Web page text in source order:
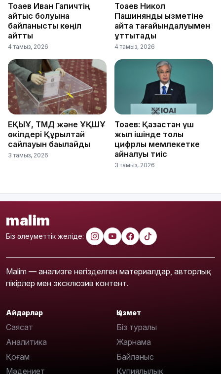
Тоқаев Иван Гапичтің
қайтыс болуына
байланысты көңіл
айтты
4 тамыз, 2026
Тоқаев Никол
Пашинянды қызметіне
қайта тағайындалуымен
құттықтады
4 тамыз, 2026
ЕҚЫҰ, ТМД және ҰҚШҰ
өкілдері Құрылтай
сайлауын бақылайды
3 тамыз, 2026
Тоқаев: Қазақстан үш
жыл ішінде толық
цифрлық мемлекетке
айналуы тиіс
3 тамыз, 2026
malim
Біз әлеуметтік желіде:
Malim — анализге негізделген материалдар, авторлық
пікірлер мен эксклюзив контент.
Айдарлар
Саясат
Аналитика
Қоғам
Мәдениет
Қызмет
Біз туралы
Жарнама
Байланыс
Құпиялылық